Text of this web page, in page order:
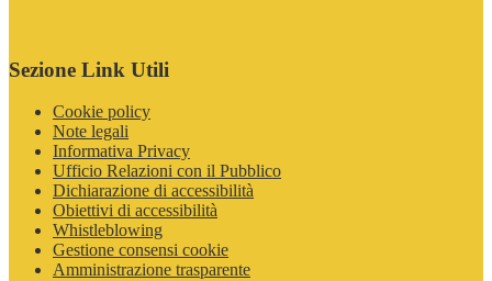
Sezione Link Utili
Cookie policy
Note legali
Informativa Privacy
Ufficio Relazioni con il Pubblico
Dichiarazione di accessibilità
Obiettivi di accessibilità
Whistleblowing
Gestione consensi cookie
Amministrazione trasparente